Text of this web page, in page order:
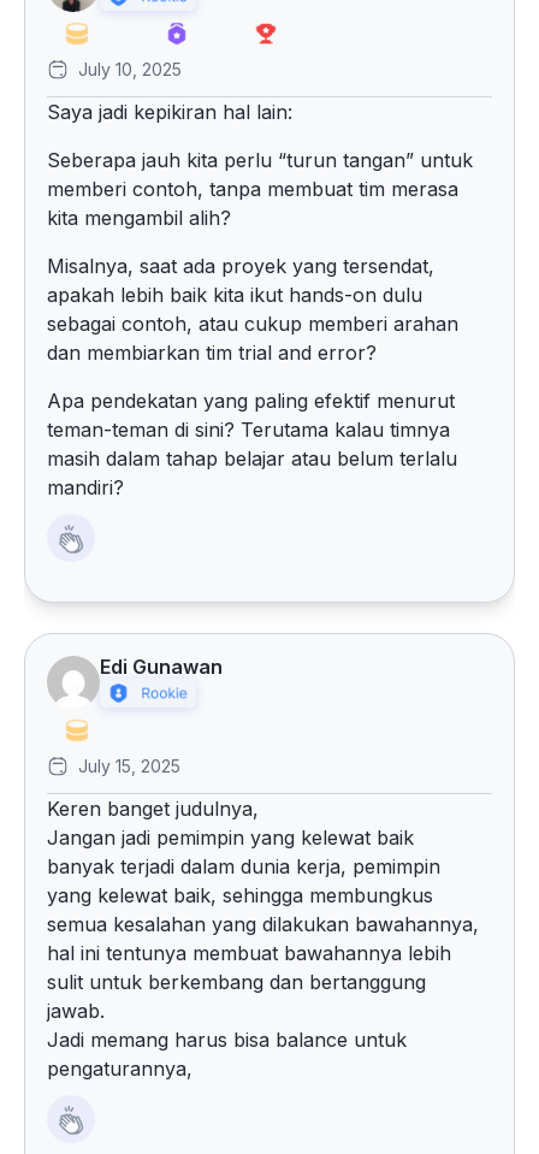
July 10, 2025
Saya jadi kepikiran hal lain:
Seberapa jauh kita perlu “turun tangan” untuk
memberi contoh, tanpa membuat tim merasa
kita mengambil alih?
Misalnya, saat ada proyek yang tersendat,
apakah lebih baik kita ikut hands-on dulu
sebagai contoh, atau cukup memberi arahan
dan membiarkan tim trial and error?
Apa pendekatan yang paling efektif menurut
teman-teman di sini? Terutama kalau timnya
masih dalam tahap belajar atau belum terlalu
mandiri?
Edi Gunawan
July 15, 2025
Keren banget judulnya,
Jangan jadi pemimpin yang kelewat baik
banyak terjadi dalam dunia kerja, pemimpin
yang kelewat baik, sehingga membungkus
semua kesalahan yang dilakukan bawahannya,
hal ini tentunya membuat bawahannya lebih
sulit untuk berkembang dan bertanggung
jawab.
Jadi memang harus bisa balance untuk
pengaturannya,